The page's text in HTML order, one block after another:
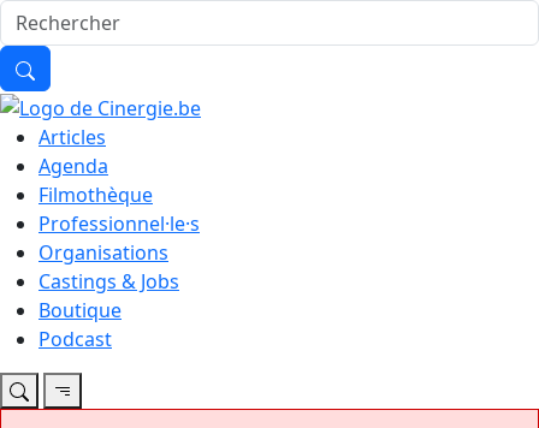
Articles
Agenda
Filmothèque
Professionnel·le·s
Organisations
Castings & Jobs
Boutique
Podcast